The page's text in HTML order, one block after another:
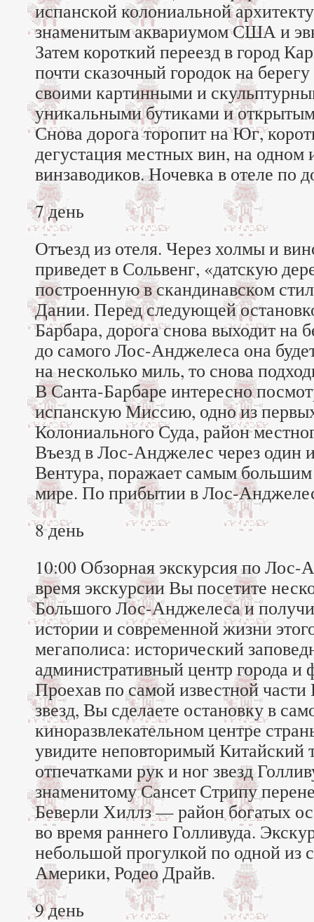
испанской колониальной
знаменитым аквариумом США и
Затем короткий переезд в город
почти сказочный городок на
своими картинными и
уникальными бутиками и
Снова дорога торопит на Юг,
дегустация местных вин, на одном
винзаводиков. Ночевка в отеле по
7 день
Отъезд из отеля. Через холмы и
приведет в Сольвенг, «датскую
построенную в скандинавском
Дании. Перед следующей
Барбара, дорога снова выходит на
до самого Лос-Анджелеса она
на несколько миль, то снова
В Санта-Барбаре интересно
испанскую Миссию, одно из
Колониального Суда, район
Въезд в Лос-Анджелес через один
Вентура, поражает самым большим
мире. По прибытии в Лос-
8 день
10:00 Обзорная экскурсия по
время экскурсии Вы посетите
Большого Лос-Анджелеса и
истории и современной жизни
мегаполиса: исторический
административный центр города
Проехав по самой известной
звезд, Вы сделаете остановку в
киноразвлекательном центре
увидите неповторимый Китайский
отпечатками рук и ног звезд
знаменитому Сансет Стрипу
Беверли Хиллз — район богатых
во время раннего Голливуда.
небольшой прогулкой по одной из
Америки, Родео Драйв.
9 день